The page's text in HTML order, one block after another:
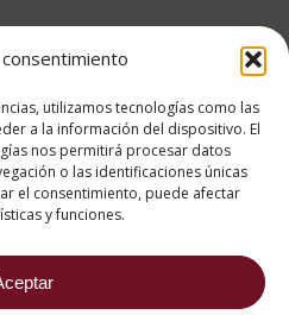
utilizamos tecnologías como las
a la información del dispositivo. El
nos permitirá procesar datos
o las identificaciones únicas
el consentimiento, puede afectar
y funciones.
Hostelería
734 562
de cookies
privacidad